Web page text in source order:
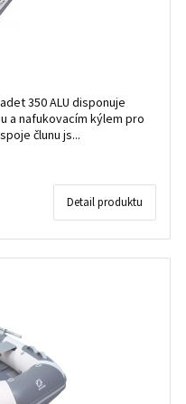
350 ALU disponuje
a nafukovacím kýlem pro
člunu js...
Detail produktu